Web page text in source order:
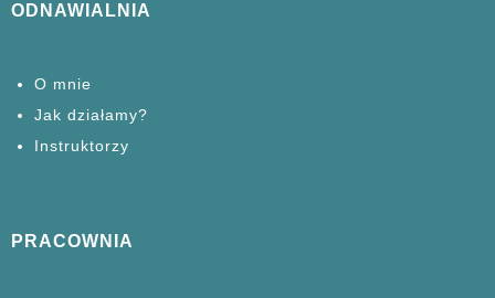
ODNAWIALNIA
O mnie
Jak działamy?
Instruktorzy
PRACOWNIA